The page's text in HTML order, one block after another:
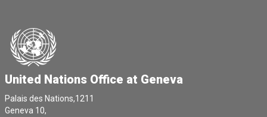
United Nations Office at Geneva
Palais des Nations,1211
Geneva 10,